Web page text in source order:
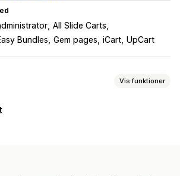
All Slide Carts
Bundles Gem pages iCart UpCart
Vis funktioner